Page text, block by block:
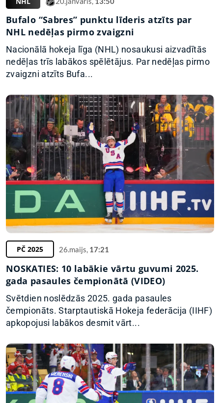
Bufalo “Sabres” punktu līderis atzīts par
NHL nedēļas pirmo zvaigzni
Nacionālā hokeja līga (NHL) nosaukusi aizvadītās
nedēļas trīs labākos spēlētājus. Par nedēļas pirmo
zvaigzni atzīts Bufa...
PČ 2025 26.maijs, 17:21
NOSKATIES: 10 labākie vārtu guvumi 2025.
gada pasaules čempionātā (VIDEO)
Svētdien noslēdzās 2025. gada pasaules
čempionāts. Starptautiskā Hokeja federācija (IIHF)
apkopojusi labākos desmit vārt...